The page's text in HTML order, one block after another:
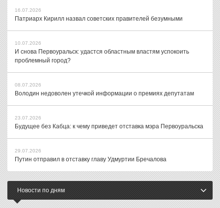
16.07.2026
Патриарх Кирилл назвал советских правителей безумными
10.07.2026
И снова Первоуральск: удастся областным властям успокоить
проблемный город?
08.07.2026
Володин недоволен утечкой информации о премиях депутатам
23.07.2026
Будущее без Кабца: к чему приведет отставка мэра Первоуральска
29.07.2026
Путин отправил в отставку главу Удмуртии Бречалова
Новости по дням